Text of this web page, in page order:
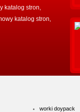
katalog stron
katalog stron
worki doypack